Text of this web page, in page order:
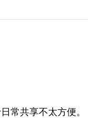
常共享不太方便。